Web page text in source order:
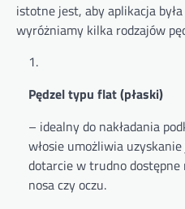
istotne jest, aby aplikacja
wyróżniamy kilka rodzajów
Pędzel typu flat (płaski)
– idealny do nakładania
włosie umożliwia
dotarcie w trudno
nosa czy oczu.